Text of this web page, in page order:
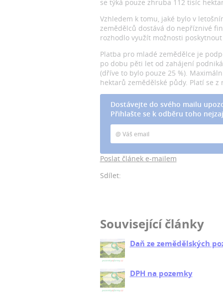
se týká pouze zhruba 112 tisíc
Vzhledem k tomu, jaké bylo v
zemědělců dostává do nepříznivé
rozhodlo využít možnosti poskytnout
Platba pro mladé zemědělce je
po dobu pěti let od zahájení
(dříve to bylo pouze 25 %).
hektarů zemědělské půdy. Platí se z
Dostávejte do svého mailu
Přihlašte se k odběru toho
Poslat článek e-mailem
Sdílet:
Související články
Daň ze zemědělských
DPH na pozemky